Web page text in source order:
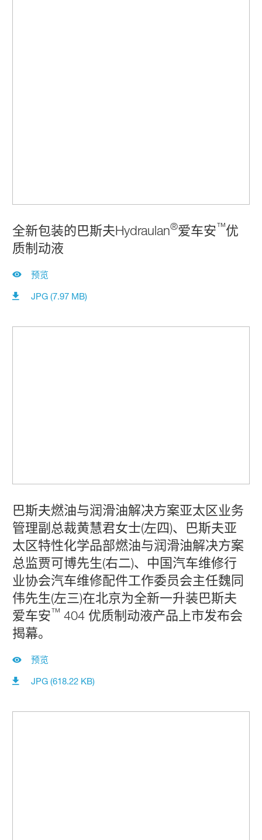
全新包装的巴斯夫Hydraulan®爱车安™优
质制动液
预览
JPG (7.97 MB)
巴斯夫燃油与润滑油解决方案亚太区业务
管理副总裁黄慧君女士(左四)、巴斯夫亚
太区特性化学品部燃油与润滑油解决方案
总监贾可博先生(右二)、中国汽车维修行
业协会汽车维修配件工作委员会主任魏同
伟先生(左三)在北京为全新一升装巴斯夫
爱车安™ 404 优质制动液产品上市发布会
揭幕。
预览
JPG (618.22 KB)